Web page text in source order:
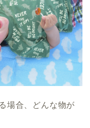
場合、どんな物が